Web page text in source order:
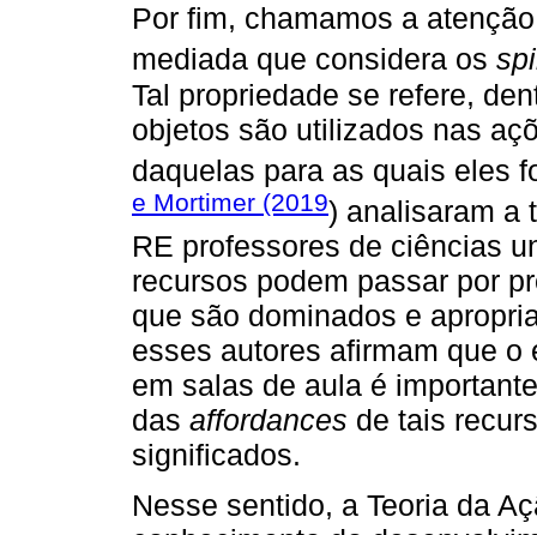
Por fim, chamamos a
mediada que considera os
Tal propriedade se refere,
objetos são utilizados nas
daquelas para as quais eles
e Mortimer (2019) analisaram a
RE professores de ciências
recursos podem passar por
que são dominados e
esses autores afirmam que
em salas de aula é
das affordances de tais
significados.
Nesse sentido, a Teoria da